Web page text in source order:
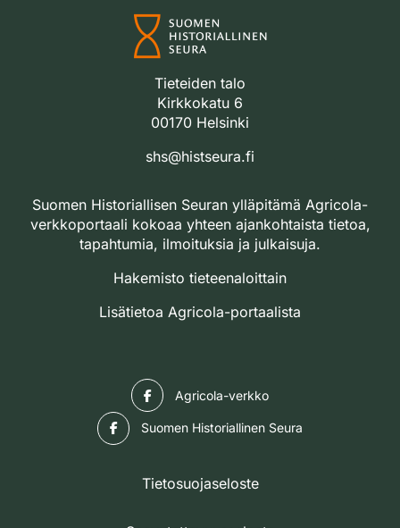
Tieteiden talo
Kirkkokatu 6
00170 Helsinki
shs@histseura.fi
Suomen Historiallisen Seuran ylläpitämä Agricola-
verkkoportaali kokoaa yhteen ajankohtaista tietoa,
tapahtumia, ilmoituksia ja julkaisuja.
Hakemisto tieteenaloittain
Lisätietoa Agricola-portaalista
Agricola-verkko
Suomen Historiallinen Seura
Tietosuojaseloste